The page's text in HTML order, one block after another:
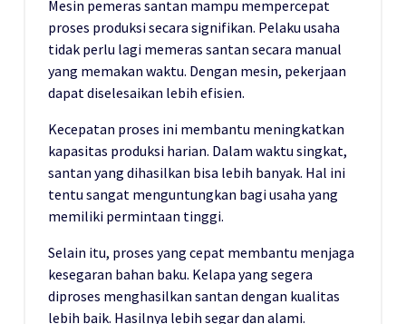
Mesin pemeras santan mampu mempercepat
proses produksi secara signifikan. Pelaku usaha
tidak perlu lagi memeras santan secara manual
yang memakan waktu. Dengan mesin, pekerjaan
dapat diselesaikan lebih efisien.
Kecepatan proses ini membantu meningkatkan
kapasitas produksi harian. Dalam waktu singkat,
santan yang dihasilkan bisa lebih banyak. Hal ini
tentu sangat menguntungkan bagi usaha yang
memiliki permintaan tinggi.
Selain itu, proses yang cepat membantu menjaga
kesegaran bahan baku. Kelapa yang segera
diproses menghasilkan santan dengan kualitas
lebih baik. Hasilnya lebih segar dan alami.